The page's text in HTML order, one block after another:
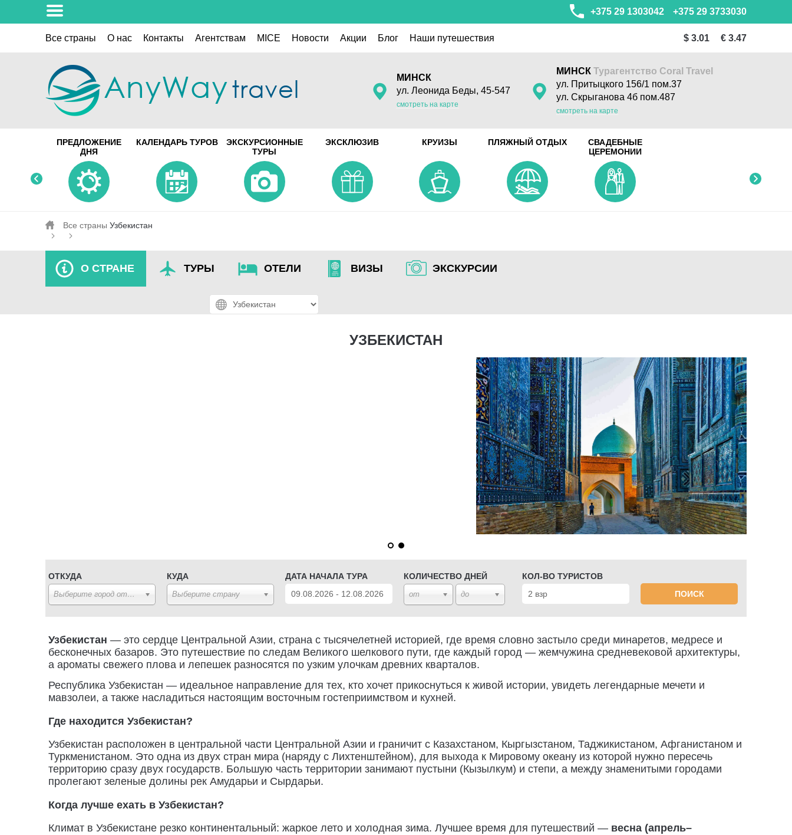
+375 29 3733030
+375 29 1303042
Все страны О нас Контакты Aгентствам MICE Новости Акции Блог Наши путешествия $ 3.01 € 3.47
МИНСК
ул. Леонида Беды, 45-547
смотреть на карте
МИНСК Турагентство Coral Travel
ул. Притыцкого 156/1 пом.37
ул. Скрыганова 4б пом.487
смотреть на карте
ПРЕДЛОЖЕНИЕ
ДНЯ
КАЛЕНДАРЬ ТУРОВ
ЭКСКУРСИОННЫЕ
ТУРЫ
ЭКСКЛЮЗИВ КРУИЗЫ ПЛЯЖНЫЙ ОТДЫХ
СВАДЕБНЫЕ
ЦЕРЕМОНИИ
Все страны Узбекистан
О СТРАНЕ ТУРЫ ОТЕЛИ ВИЗЫ ЭКСКУРСИИ
УЗБЕКИСТАН
ОТКУДА
Выберите город отправления
КУДА
Выберите страну
ДАТА НАЧАЛА ТУРА КОЛИЧЕСТВО ДНЕЙ
от до
КОЛ-ВО ТУРИСТОВ
ПОИСК
Узбекистан — это сердце Центральной Азии, страна с тысячелетней историей, где время словно застыло среди минаретов, медресе и
бесконечных базаров. Это путешествие по следам Великого шелкового пути, где каждый город — жемчужина средневековой архитектуры,
а ароматы свежего плова и лепешек разносятся по узким улочкам древних кварталов.
Республика Узбекистан — идеальное направление для тех, кто хочет прикоснуться к живой истории, увидеть легендарные мечети и
мавзолеи, а также насладиться настоящим восточным гостеприимством и кухней.
Где находится Узбекистан?
Узбекистан расположен в центральной части Центральной Азии и граничит с Казахстаном, Кыргызстаном, Таджикистаном, Афганистаном и
Туркменистаном. Это одна из двух стран мира (наряду с Лихтенштейном), для выхода к Мировому океану из которой нужно пересечь
территорию сразу двух государств. Большую часть территории занимают пустыни (Кызылкум) и степи, а между знаменитыми городами
пролегают зеленые долины рек Амударьи и Сырдарьи.
Когда лучше ехать в Узбекистан?
Климат в Узбекистане резко континентальный: жаркое лето и холодная зима. Лучшее время для путешествий — весна (апрель–